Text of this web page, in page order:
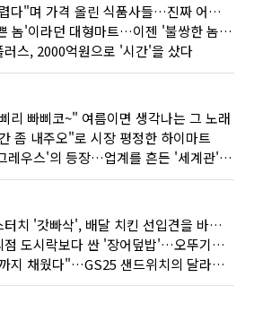
"어렵다"며 가격 올린 식품사들…진짜 어려운 거 맞아?
'나쁜 놈'이라던 대형마트…이젠 '불쌍한 놈' 됐다
러스, 2000억원으로 '시간'을 샀다
리 빠삐코~" 여름이면 생각나는 그 노래
좀 내주오"로 시장 평정한 하이마트
'빙그레우스'의 등장…업계를 흔든 '세계관' 마케팅
맘스터치 '갓빠삭', 배달 치킨 선입견을 바꿨다
편의점 도시락보다 싼 '장어덮밥'…오뚜기가 해냈다
"끝까지 채웠다"…GS25 샌드위치의 달라진 '속'사정